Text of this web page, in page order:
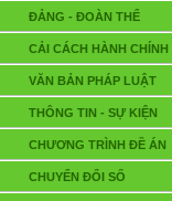
ĐẢNG - ĐOÀN THỂ
CẢI CÁCH HÀNH CHÍNH
VĂN BẢN PHÁP LUẬT
THÔNG TIN - SỰ KIỆN
CHƯƠNG TRÌNH ĐỀ ÁN
CHUYỂN ĐỔI SỐ